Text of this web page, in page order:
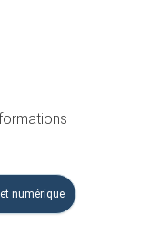
numérique